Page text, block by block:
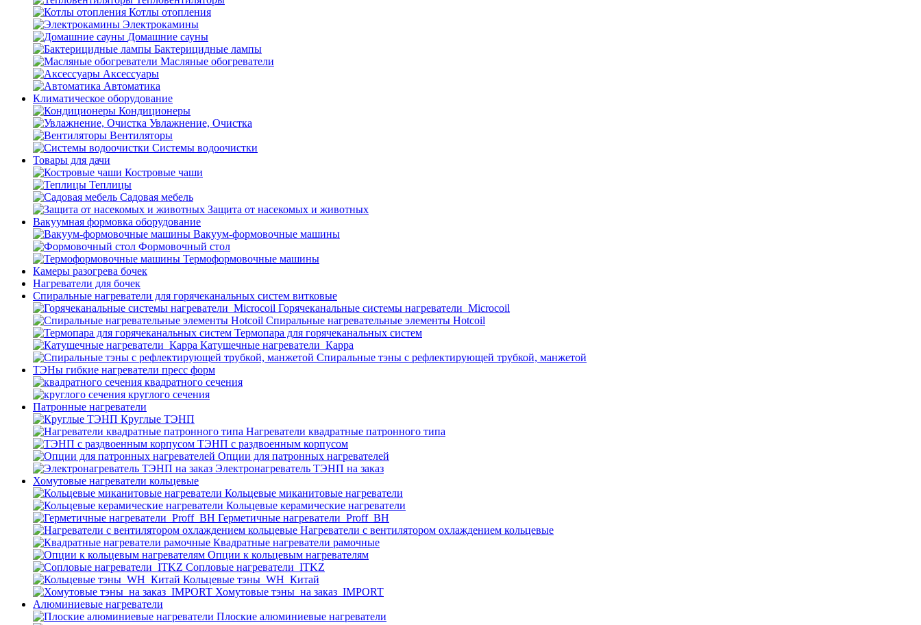
Котлы отопления
Электрокамины
Домашние сауны
Бактерицидные лампы
Масляные обогреватели
Аксессуары
Автоматика
Климатическое оборудование
Кондиционеры
Увлажнение, Очистка
Вентиляторы
Системы водоочистки
Товары для дачи
Костровые чаши
Теплицы
Садовая мебель
Защита от насекомых и животных
Вакуумная формовка оборудование
Вакуум-формовочные машины
Формовочный стол
Термоформовочные машины
Камеры разогрева бочек
Нагреватели для бочек
Спиральные нагреватели для горячеканальных систем витковые
Горячеканальные системы нагреватели_Microcoil
Спиральные нагревательные элементы Hotcoil
Термопара для горячеканальных систем
Катушечные нагреватели_Карра
Спиральные тэны с рефлектирующей трубкой, манжетой
ТЭНы гибкие нагреватели пресс форм
квадратного сечения
круглого сечения
Патронные нагреватели
Круглые ТЭНП
Нагреватели квадратные патронного типа
ТЭНП с раздвоенным корпусом
Опции для патронных нагревателей
Электронагреватель ТЭНП на заказ
Хомутовые нагреватели кольцевые
Кольцевые миканитовые нагреватели
Кольцевые керамические нагреватели
Герметичные нагреватели_Proff_BH
Нагреватели с вентилятором охлаждением кольцевые
Квадратные нагреватели рамочные
Опции к кольцевым нагревателям
Cопловые нагреватели_ITKZ
Кольцевые тэны_WH_Китай
Хомутовые тэны_на заказ_IMPORT
Алюминиевые нагреватели
Плоские алюминиевые нагреватели